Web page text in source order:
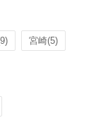
宮崎(5)